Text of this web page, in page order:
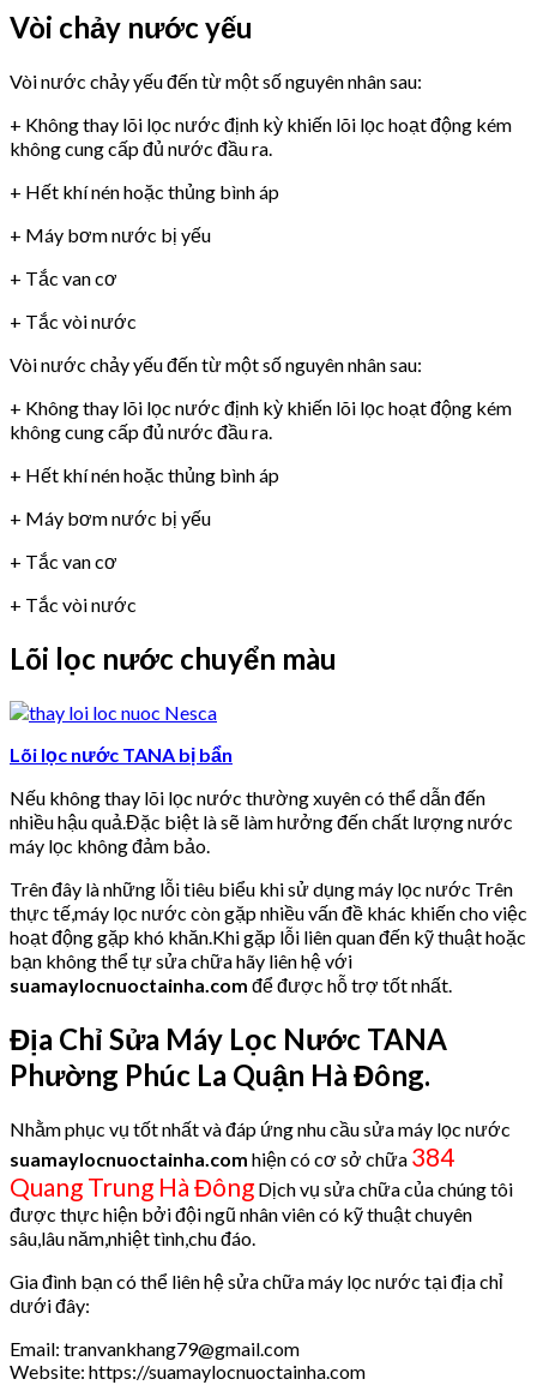
Vòi chảy nước yếu
Vòi nước chảy yếu đến từ một số nguyên nhân sau:
+ Không thay lõi lọc nước định kỳ khiến lõi lọc hoạt động kém
không cung cấp đủ nước đầu ra.
+ Hết khí nén hoặc thủng bình áp
+ Máy bơm nước bị yếu
+ Tắc van cơ
+ Tắc vòi nước
Vòi nước chảy yếu đến từ một số nguyên nhân sau:
+ Không thay lõi lọc nước định kỳ khiến lõi lọc hoạt động kém
không cung cấp đủ nước đầu ra.
+ Hết khí nén hoặc thủng bình áp
+ Máy bơm nước bị yếu
+ Tắc van cơ
+ Tắc vòi nước
Lõi lọc nước chuyển màu
Lõi lọc nước TANA bị bẩn
Nếu không thay lõi lọc nước thường xuyên có thể dẫn đến
nhiều hậu quả.Đặc biệt là sẽ làm hưởng đến chất lượng nước
máy lọc không đảm bảo.
Trên đây là những lỗi tiêu biểu khi sử dụng máy lọc nước Trên
thực tế,máy lọc nước còn gặp nhiều vấn đề khác khiến cho việc
hoạt động gặp khó khăn.Khi gặp lỗi liên quan đến kỹ thuật hoặc
bạn không thể tự sửa chữa hãy liên hệ với
suamaylocnuoctainha.com để được hỗ trợ tốt nhất.
Địa Chỉ Sửa Máy Lọc Nước TANA
Phường Phúc La Quận Hà Đông.
Nhằm phục vụ tốt nhất và đáp ứng nhu cầu sửa máy lọc nước
suamaylocnuoctainha.com hiện có cơ sở chữa 384
Quang Trung Hà Đông Dịch vụ sửa chữa của chúng tôi
được thực hiện bởi đội ngũ nhân viên có kỹ thuật chuyên
sâu,lâu năm,nhiệt tình,chu đáo.
Gia đình bạn có thể liên hệ sửa chữa máy lọc nước tại địa chỉ
dưới đây:
Email: tranvankhang79@gmail.com
Website: https://suamaylocnuoctainha.com